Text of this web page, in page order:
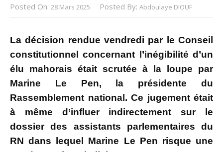
Posted On: 28 Mars 2025 Posted By: Abdoulaye DIOUF
La décision rendue vendredi par le Conseil
constitutionnel concernant l’inégibilité d’un
élu mahorais était scrutée à la loupe par
Marine Le Pen, la présidente du
Rassemblement national. Ce jugement était
à même d’influer indirectement sur le
dossier des assistants parlementaires du
RN dans lequel Marine Le Pen risque une